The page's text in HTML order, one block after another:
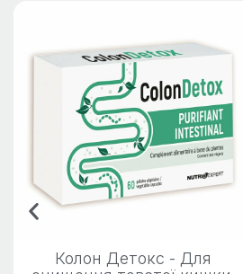
Колон Детокс - Для